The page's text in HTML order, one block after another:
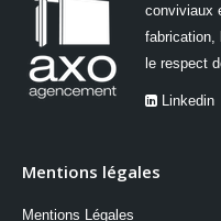
conviviaux
fabrication,
le respect
Linkedin
Mentions légales
Mentions Légales